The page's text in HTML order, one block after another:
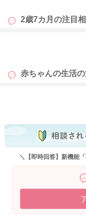
大変な時には無理だか
よかったら参考になさ
2歳7カ月の注目
赤ちゃんの生活の
＼【即時回答】新機能